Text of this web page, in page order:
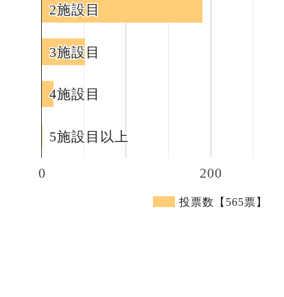
投票数【565票】
0 200
2施設目
2施設目
3施設目
3施設目
4施設目
4施設目
5施設目以上
5施設目以上